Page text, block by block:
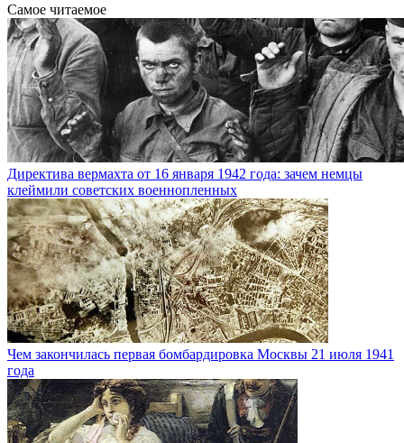
Самое читаемое
Директива вермахта от 16 января 1942 года: зачем немцы
клеймили советских военнопленных
Чем закончилась первая бомбардировка Москвы 21 июля 1941
года